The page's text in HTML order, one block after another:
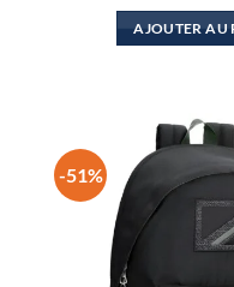
AJOUTER AU
-51%